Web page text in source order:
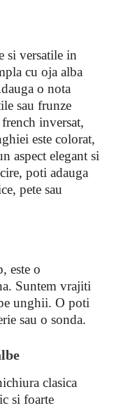
si versatile in
cu oja alba
o nota
sau frunze
inversat,
este colorat,
aspect elegant si
poti adauga
pete sau
este o
Suntem vrajiti
unghii. O poti
sau o sonda.
clasica
si foarte